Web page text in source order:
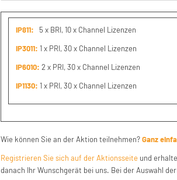
IP811: 5 x BRI, 10 x Channel Lizenzen
IP3011: 1 x PRI, 30 x Channel Lizenzen
IP6010: 2 x PRI, 30 x Channel Lizenzen
IP1130: 1 x PRI, 30 x Channel Lizenzen
Wie können Sie an der Aktion teilnehmen?Ganz
Registrieren Sie sich auf der Aktionsseite und
danach Ihr Wunschgerät bei uns. Bei der Auswahl